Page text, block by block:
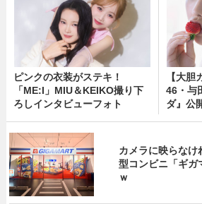
ピンクの衣装がステキ！
「ME:I」MIU＆KEIKO撮り下
ろしインタビューフォト
【大胆
46・与
ダ』公
カメラに映らな
型コンビニ「ギガ
ｗ